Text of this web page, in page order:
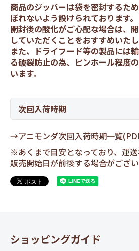
商品のジッパーは袋を密封するた
ぼれないよう設けられております。
開封後の酸化がご心配な場合は、
していただくことをおすすめいたし
また、ドライフード等の製品には
る破裂防止の為、ピンホール程度
います。
次回入荷時期
→アニモンダ次回入荷時期一覧
※あくまで目安となっており、運
販売開始日が前後する場合がござい
ショッピングガイド